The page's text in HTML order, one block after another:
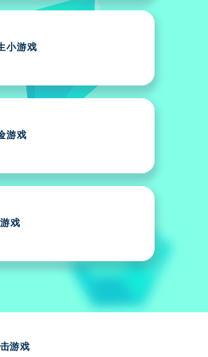
小游戏
游戏
戏
游戏